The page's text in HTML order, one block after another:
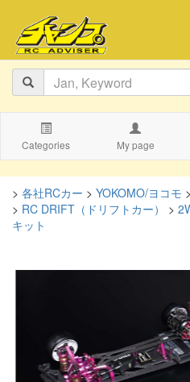
Categories My page
> 各社RCカー > YOKOMO/ヨコモ >
> RC DRIFT（ドリフトカー） >
キット